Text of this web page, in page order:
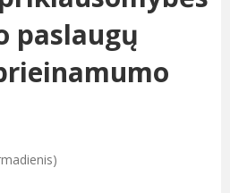
paslaugų